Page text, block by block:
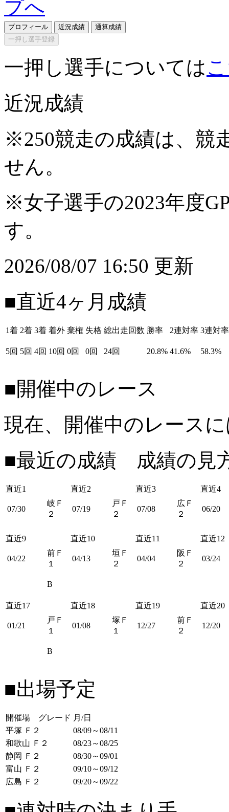
プロフィール 近況成績
通算成績
一押し選手登録
一押し選手については
近況成績
※250競走の成績は、競
せん。
※女子選手の2023年度
す。
2026/08/07 16:50 更新
■直近4ヶ月成績
1着 2着 3着 着外 棄権 失格 総出走回数 勝率 2連対率 3連対率
5回 5回 4回 10回 0回 0回 24回 20.8% 41.6% 58.3%
■開催中のレース
現在、開催中のレース
■最近の成績 成績の見
直近1 直近2 直近3 直近4
07/30
岐Ｆ
２
07/19
戸Ｆ
２
07/08
広Ｆ
２
06/20
直近9 直近10 直近11 直近12
04/22
前Ｆ
１
B
04/13
垣Ｆ
２
04/04
阪Ｆ
２
03/24
直近17 直近18 直近19 直近20
01/21
戸Ｆ
１
B
01/08
塚Ｆ
１
12/27
前Ｆ
２
12/20
■出場予定
開催場 グレード 月/日
平塚 Ｆ２
08/09～08/11
和歌山 Ｆ２
08/23～08/25
静岡 Ｆ２
08/30～09/01
富山 Ｆ２
09/10～09/12
広島 Ｆ２
09/20～09/22